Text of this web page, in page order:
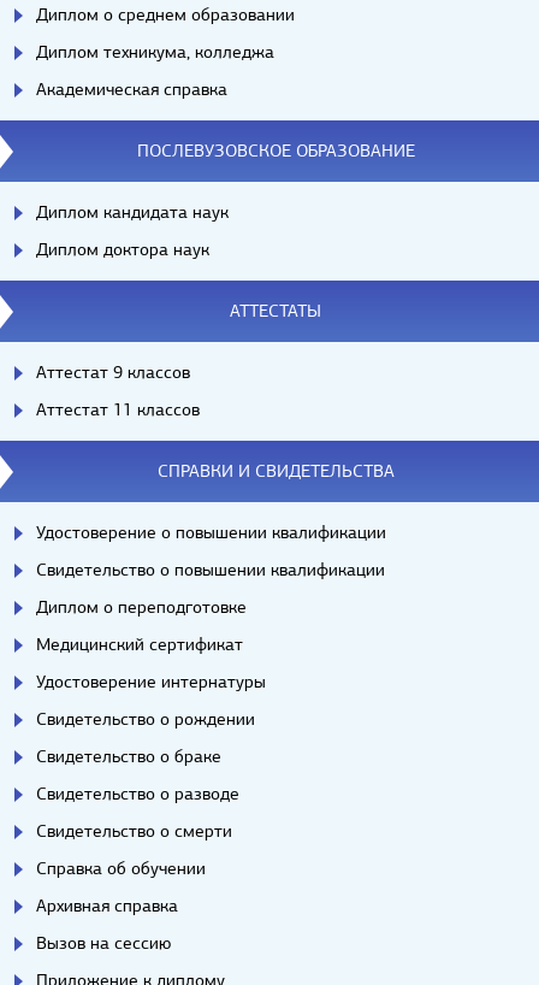
Диплом о среднем образовании
Диплом техникума, колледжа
Академическая справка
ПОСЛЕВУЗОВСКОЕ ОБРАЗОВАНИЕ
Диплом кандидата наук
Диплом доктора наук
АТТЕСТАТЫ
Аттестат 9 классов
Аттестат 11 классов
СПРАВКИ И СВИДЕТЕЛЬСТВА
Удостоверение о повышении квалификации
Свидетельство о повышении квалификации
Диплом о переподготовке
Медицинский сертификат
Удостоверение интернатуры
Свидетельство о рождении
Свидетельство о браке
Свидетельство о разводе
Свидетельство о смерти
Справка об обучении
Архивная справка
Вызов на сессию
Приложение к диплому